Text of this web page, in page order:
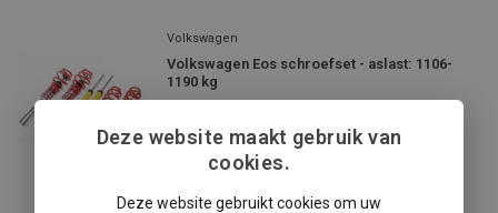
Volkswagen
Volkswagen Eos schroefset - aslast: 1106-
1190 kg
€264,95
Deze website maakt gebruik van
cookies.
Deze website gebruikt cookies om uw